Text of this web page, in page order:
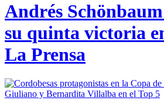
Andrés
su quinta victoria
La Prensa